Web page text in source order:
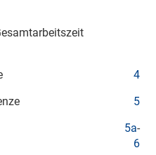
4
5
5a-
6